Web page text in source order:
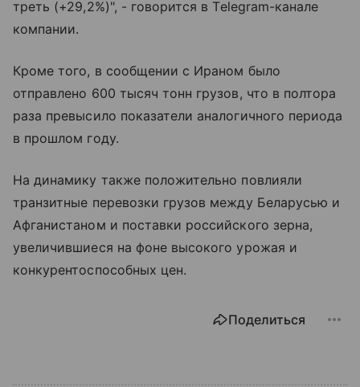
треть (+29,2%)", - говорится в Telegram-канале
компании.
Кроме того, в сообщении с Ираном было
отправлено 600 тысяч тонн грузов, что в полтора
раза превысило показатели аналогичного периода
в прошлом году.
На динамику также положительно повлияли
транзитные перевозки грузов между Беларусью и
Афганистаном и поставки российского зерна,
увеличившиеся на фоне высокого урожая и
конкурентоспособных цен.
Поделиться